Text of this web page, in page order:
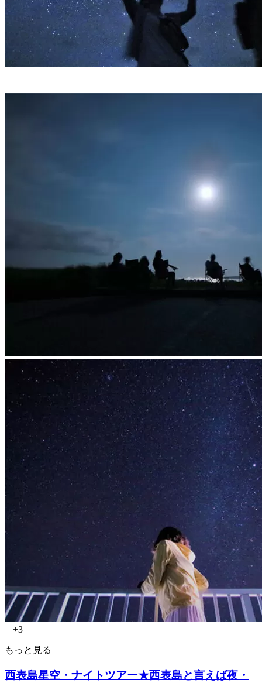
+3
もっと見る
西表島星空・ナイトツアー★西表島と言えば夜・